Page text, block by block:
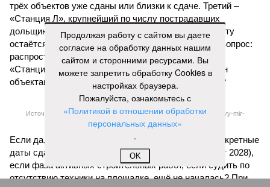
трёх объектов уже сданы или близки к сдаче. Третий –
«Станция Л», крупнейший по числу пострадавших
дольщиков (3908 квартир в пяти корпусах) – по факту
остаётся стройплощадкой без стройки. Возникает вопрос:
распространяется ли договорённость 2024 года на
«Станцию Л» в полном объёме или приоритет отдан
объектам мешей сложности и меньшего масштаба?
Источник: https://avaho.ru/novostroyka/moskva/uvao/lyublino/svetlyy-mir-
Если да, то на каком основании декларируются конкретные
даты сдачи жилого комплекса (декабрь 2026 – март 2028),
если фаза активных строительных работ, если судить по
отсутствию техники на площадке, ещё не началась? При
Продолжая работу с сайтом вы даете
согласие на обработку данных нашим
сайтом и сторонними ресурсами. Вы
можете запретить обработку Cookies в
настройках браузера.
Пожалуйста, ознакомьтесь с
«Политикой в отношении обработки
персональных данных»
.
OK